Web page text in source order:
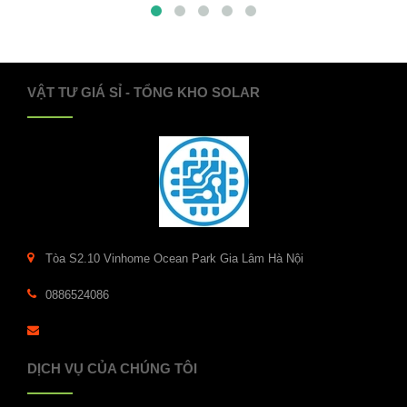
VẬT TƯ GIÁ SỈ - TỔNG KHO SOLAR
Tòa S2.10 Vinhome Ocean Park Gia Lâm Hà Nội
0886524086
DỊCH VỤ CỦA CHÚNG TÔI